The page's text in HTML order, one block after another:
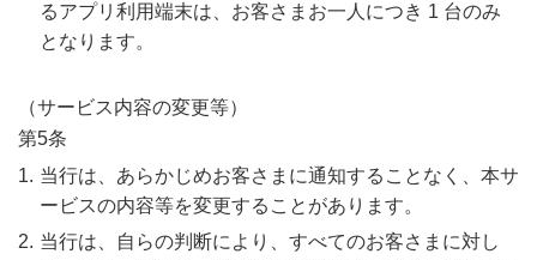
るアプリ利用端末は、お客さまお一人につき 1 台のみ
となります。
（サービス内容の変更等）
第5条
当行は、あらかじめお客さまに通知することなく、本サ
ービスの内容等を変更することがあります。
当行は、自らの判断により、すべてのお客さまに対し